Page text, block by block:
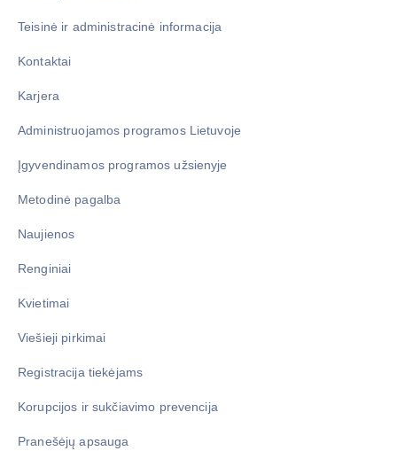
Teisinė ir administracinė informacija
Kontaktai
Karjera
Administruojamos programos Lietuvoje
Įgyvendinamos programos užsienyje
Metodinė pagalba
Naujienos
Renginiai
Kvietimai
Viešieji pirkimai
Registracija tiekėjams
Korupcijos ir sukčiavimo prevencija
Pranešėjų apsauga